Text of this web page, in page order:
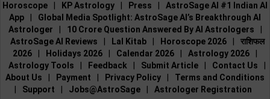
Horoscope
KP Astrology Press
AstroSage AI #1 Indian AI
App
Global Media Spotlight: AstroSage AI’s Breakthrough AI
Astrologer
10 Crore Question Answered By AI Astrologers
AstroSage AI Reviews
Lal Kitab Horoscope 2026
राशिफल
2026
Holidays 2026 Calendar 2026 Astrology 2026
Astrology Tools
Feedback Submit Article Contact Us
About Us
Payment Privacy Policy
Terms and Conditions
Support Jobs@AstroSage Astrologer Registration